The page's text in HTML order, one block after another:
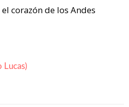
corazón de los Andes